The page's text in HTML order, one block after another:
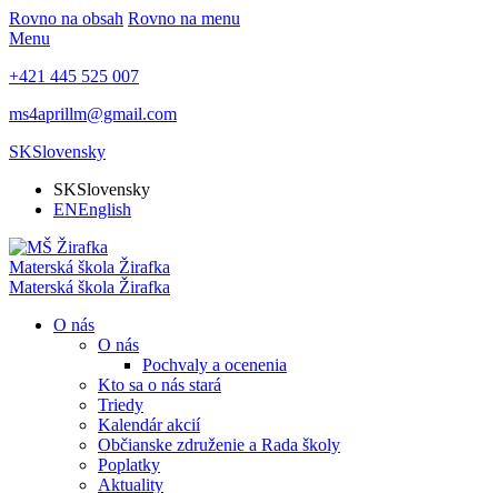
Rovno na obsah Rovno na menu
Menu
+421 445 525 007
ms4aprillm@gmail.com
SKSlovensky
SKSlovensky
ENEnglish
Materská škola Žirafka
Materská škola Žirafka
O nás
O nás
Pochvaly a ocenenia
Kto sa o nás stará
Triedy
Kalendár akcií
Občianske združenie a Rada školy
Poplatky
Aktuality